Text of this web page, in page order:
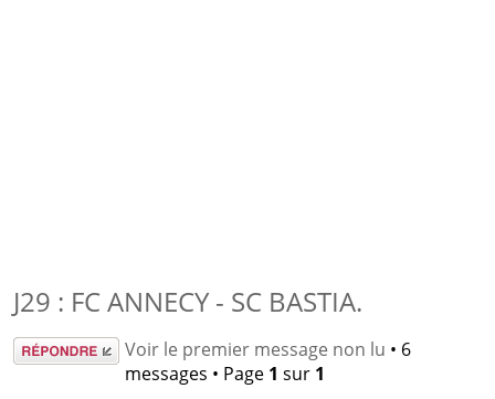
J29 : FC ANNECY - SC BASTIA.
Répondre Voir le premier message non lu • 6
messages • Page 1 sur 1